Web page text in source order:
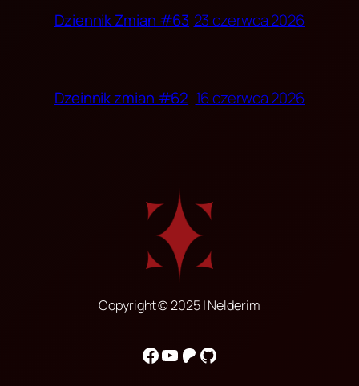
Dziennik Zmian #63 23 czerwca 2026
Dzeinnik zmian #62 16 czerwca 2026
Copyright © 2025 | Nelderim
Facebook
YouTube
Patreon
GitHub